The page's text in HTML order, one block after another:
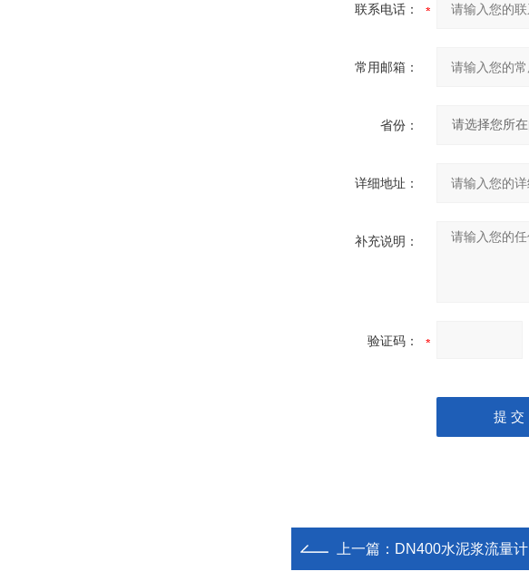
联系电话：
常用邮箱：
省份：
详细地址：
补充说明：
验证码：
上一篇： DN400水泥浆流量计